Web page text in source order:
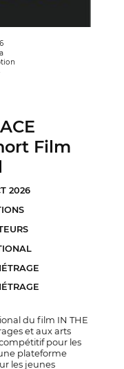
Film
2026
du film IN THE
et aux arts
pour les
plateforme
les jeunes